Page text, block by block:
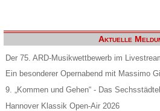
Aktuelle
Der 75. ARD-Musikwettbewerb im
Ein besonderer Opernabend mit Massimo
9. „Kommen und Gehen“ - Das
Hannover Klassik Open-Air 2026